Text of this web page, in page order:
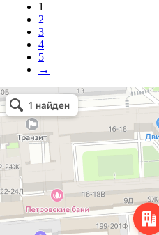
1
2
3
4
5
→